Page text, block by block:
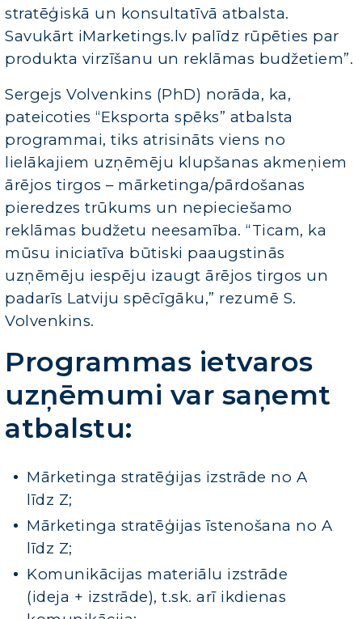
stratēģiskā un konsultatīvā atbalsta.
Savukārt iMarketings.lv palīdz rūpēties par
produkta virzīšanu un reklāmas budžetiem”.
Sergejs Volvenkins (PhD) norāda, ka,
pateicoties “Eksporta spēks” atbalsta
programmai, tiks atrisināts viens no
lielākajiem uzņēmēju klupšanas akmeņiem
ārējos tirgos – mārketinga/pārdošanas
pieredzes trūkums un nepieciešamo
reklāmas budžetu neesamība. “Ticam, ka
mūsu iniciatīva būtiski paaugstinās
uzņēmēju iespēju izaugt ārējos tirgos un
padarīs Latviju spēcīgāku,” rezumē S.
Volvenkins.
Programmas ietvaros
uzņēmumi var saņemt
atbalstu:
Mārketinga stratēģijas izstrāde no A
līdz Z;
Mārketinga stratēģijas īstenošana no A
līdz Z;
Komunikācijas materiālu izstrāde
(ideja + izstrāde), t.sk. arī ikdienas